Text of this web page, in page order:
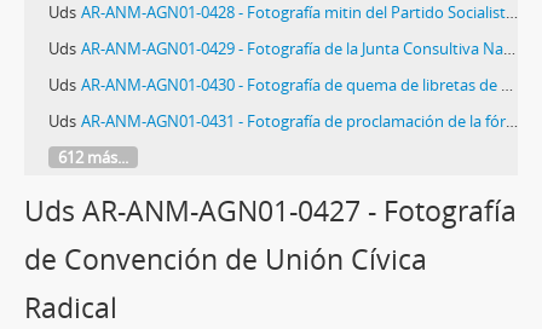
Uds AR-ANM-AGN01-0428 - Fotografía mitin del Partido Socialista Obrero
Uds AR-ANM-AGN01-0429 - Fotografía de la Junta Consultiva Nacional
Uds AR-ANM-AGN01-0430 - Fotografía de quema de libretas de enrolamiento
Uds AR-ANM-AGN01-0431 - Fotografía de proclamación de la fórmula Ortiz - Castillo
612 más...
Uds AR-ANM-AGN01-0427 - Fotografía
de Convención de Unión Cívica
Radical